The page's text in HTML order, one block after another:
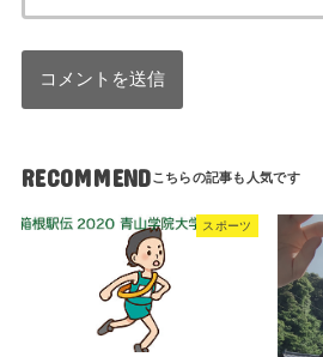
RECOMMEND
スポーツ